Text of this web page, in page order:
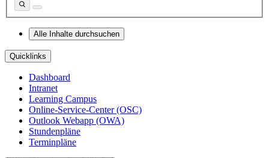
Alle Inhalte durchsuchen
Quicklinks
Dashboard
Intranet
Learning Campus
Online-Service-Center (OSC)
Outlook Webapp (OWA)
Stundenpläne
Terminpläne